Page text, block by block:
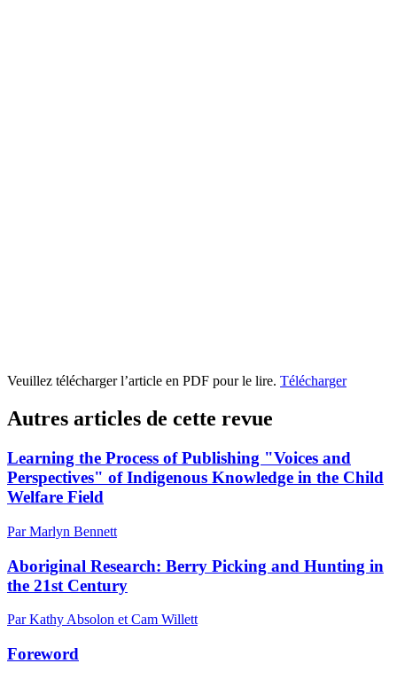
Veuillez télécharger l’article en PDF pour le lire. Télécharger
Autres articles de cette revue
Learning the Process of Publishing "Voices and
Perspectives" of Indigenous Knowledge in the Child
Welfare Field
Par Marlyn Bennett
Aboriginal Research: Berry Picking and Hunting in
the 21st Century
Par Kathy Absolon et Cam Willett
Foreword